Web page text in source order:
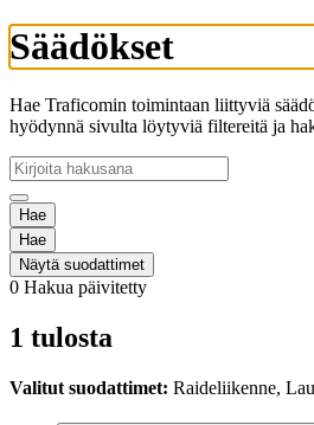
Säädökset
Hae Traficomin toimintaan liittyviä
hyödynnä sivulta löytyviä filtereitä ja
Hae
Hae
Näytä suodattimet
0 Hakua päivitetty
1 tulosta
Valitut suodattimet: Raideliikenne,